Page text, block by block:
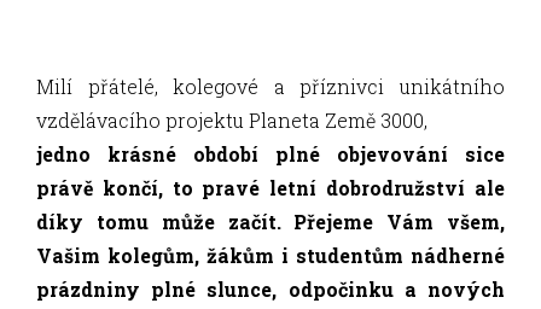
Milí přátelé, kolegové a příznivci unikátního
vzdělávacího projektu Planeta Země 3000,
jedno krásné období plné objevování sice
právě končí, to pravé letní dobrodružství ale
díky tomu může začít. Přejeme Vám všem,
Vašim kolegům, žákům i studentům nádherné
prázdniny plné slunce, odpočinku a nových